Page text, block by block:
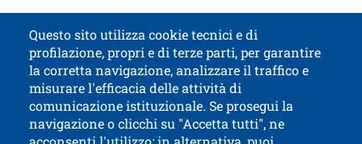
Contatti
Titolo contatti
Questo sito utilizza cookie tecnici e di
profilazione, propri e di terze parti, per garantire
la corretta navigazione, analizzare il traffico e
misurare l'efficacia delle attività di
comunicazione istituzionale. Se prosegui la
navigazione o clicchi su "Accetta tutti", ne
Università di Trento
via Calepina, 14 - I-38122 Trento
P.IVA-C.F. 003​40520220